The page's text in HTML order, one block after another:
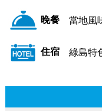
晚餐 當地風
住宿 綠島特